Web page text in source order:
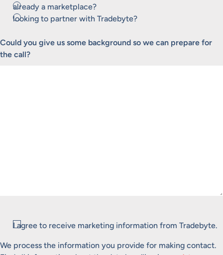
already a marketplace?
looking to partner with Tradebyte?
Could you give us some background so we can prepare for
the call?
Consent
I agree to receive marketing information from Tradebyte.
We process the information you provide for making contact.